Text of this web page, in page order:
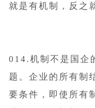
就是有机制，反之
014.机制不是国企
题。企业的所有制
要条件，即使所有